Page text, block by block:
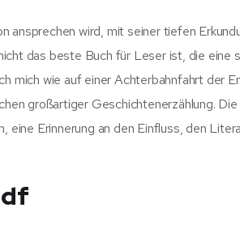
ansprechen wird, mit seiner tiefen
das beste Buch für Leser ist, die eine
mich wie auf einer Achterbahnfahrt der
großartiger Geschichtenerzählung.
Erinnerung an den Einfluss, den